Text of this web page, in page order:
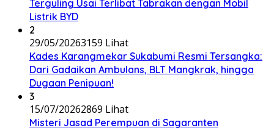
Terguling Usai Terlibat Tabrakan dengan Mobil
Listrik BYD
2
29/05/20263159 Lihat
Kades Karangmekar Sukabumi Resmi Tersangka:
Dari Gadaikan Ambulans, BLT Mangkrak, hingga
Dugaan Penipuan!
3
15/07/20262869 Lihat
Misteri Jasad Perempuan di Sagaranten